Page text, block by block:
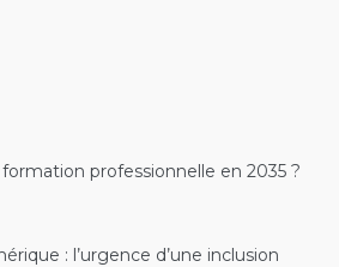
professionnelle en 2035 ?
: l’urgence d’une inclusion